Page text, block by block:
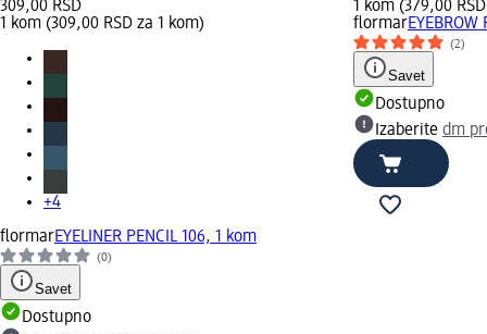
309,00 RSD
1 kom (309,00 RSD za 1 kom)
+4
flormarEYELINER PENCIL 106, 1 kom
(0)
Savet
Dostupno
1 kom (379,00
flormarEYEBROW
(2)
Savet
Dostupno
Izaberite dm